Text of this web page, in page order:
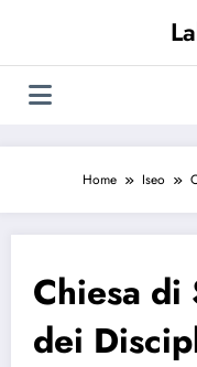
Home Iseo
Chiesa di
dei